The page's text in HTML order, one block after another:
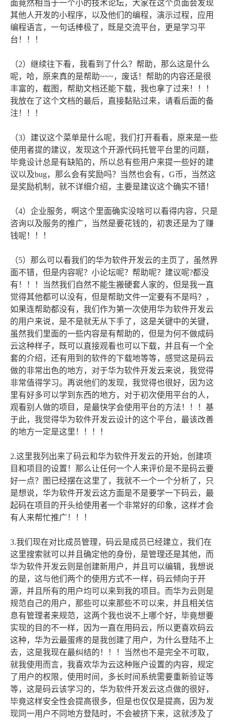
面竟然相当于一个小的技术论坛，大家在这个页面会发现
其他人开发的小程序，以及他们的编程，演示过程，应用
编程语言，一句话棒极了，既是交流平台，更是学习平
台！！！
（2）继续往下看，我看到了什么？帮助，那么这是什么
呢，哈，原来真的是帮助~~~，废话！帮助的内容还是很
丰富的，截图，帮助文档还能下载，我也拿了过来！！！
我放在了这个文档的最后，直接黏贴过来，请看后面的备
注！！！
（3）建议这个菜单是什么呢，我们打开看看，原来是一些
使用者提的建议，发现这个开源代码托管平台里的问题，
毕竟设计总是有缺陷的，所以总有些用户来提一些好的建
议以及bug，那么会有奖励吗？当然也会有，G币，当然这
是奖励机制，就不详细介绍，主要是建议这个确实不错！
（4）企业服务，啊这个里面确实没啥可以看得内容，只是
咨询以及服务的推广，当然是要花钱的，初衷还是为了赚
钱呢！！！
（5）那么可以看我们的华为软件开发云的主页了，虽然界
面不错，但是内容呢？小论坛呢？帮助呢？建议呢?都没
有！！！当然我们自然不能生搬硬套人家的，但是我一直
觉得其他都可以没有，但是帮助文件一定要有不是吗？，
如果连帮助都没有，我们作为第一次使用华为软件开发云
的用户来说，是不是就无从下手了，这是关键中的关键，
虽然我们里面的一些内容是有帮助的，但是为何不做成码
云这种样子，既可以直接观看也可以下载，并且有一个全
套的介绍，还有用到的软件的下载地等等，感觉这是码云
做的非常出色的地方，对于华为软件开发云来说，我觉得
非常值得学习。再说他们的发现，我觉得也很好，因为这
里有好多可以学到东西的地方，对于初次使用平台的人，
观看别人做的项目，是最快学会使用平台的方法！！！基
于此，我觉得华为软件开发云设计的这个平台，最该改善
的地方一定是这里！！！！
2.这里我列出来了码云和华为软件开发云的开始，创建项
目和项目的设置！那么让任何一个人来评价是不是码云要
好一点？图已经摆在这里了，我就不一个一个分析了，只
是想说，华为软件开发云这方面是不是要学一下码云，最
起码在项目的开头给使用者一个非常好的印象，这样才会
有人来帮忙推广！！！
3.我们现在对比成员管理，码云是成员已经建立，我们在
这里搜索就可以并且确定他的身份，是管理还是其他，而
华为软件开发云则是创建新用户，并且可以编辑，我想说
的是，这与他们两个的使用方式不一样，码云倾向于开
源，并且所有的用户均可以来到我的项目。而华为云则是
规范自己的用户，那些可以来那些不可以来，并且相关信
息有管理者来规范，这两个我也说不上哪个好，毕竟想要
实现的目的不一样，因为一直在用码云，所以更喜欢码云
这种，华为云最蛋疼的是我创建了用户，为什么登陆不上
去，这是我现在最纠结的！！！当然也不是完全不可取，
就我使用而言，我喜欢华为云这种账户设置的内容，规定
了用户的权限，使用时间，多长时间系统需要重新验证等
等，这是码云该学习的，华为软件开发云这点做的很好，
毕竟这样安全性会提高很多，但是也仅仅是提高，因为发
现同一用户不同地方登陆时，不会被挤下来，这就涉及了